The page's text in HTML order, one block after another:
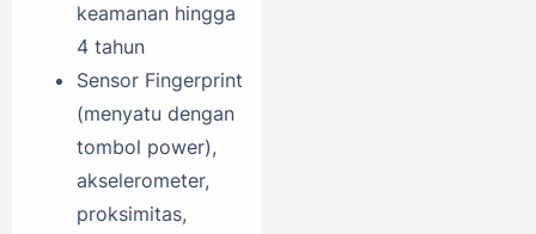
keamanan hingga
4 tahun
Sensor Fingerprint
(menyatu dengan
tombol power),
akselerometer,
proksimitas,